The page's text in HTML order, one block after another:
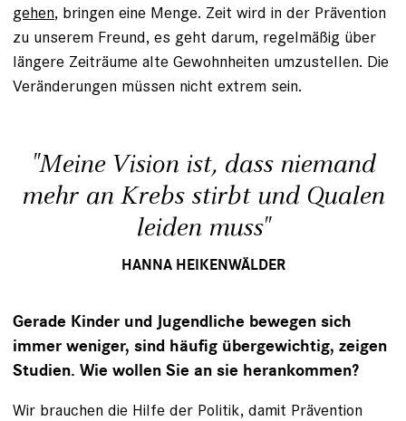
gehen, bringen eine Menge. Zeit wird in der Prävention
zu unserem Freund, es geht darum, regelmäßig über
längere Zeiträume alte Gewohnheiten umzustellen. Die
Veränderungen müssen nicht extrem sein.
"Meine Vision ist, dass niemand
mehr an Krebs stirbt und Qualen
leiden muss"
HANNA HEIKENWÄLDER
Gerade Kinder und Jugendliche bewegen sich
immer weniger, sind häufig übergewichtig, zeigen
Studien. Wie wollen Sie an sie herankommen?
Wir brauchen die Hilfe der Politik, damit Prävention